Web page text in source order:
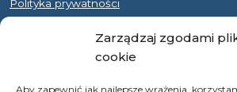
Zarządzaj zgodami
cookie
Aby zapewnić jak najlepsze wrażenia,
Polityka prywatności
Deklaracja dostępności